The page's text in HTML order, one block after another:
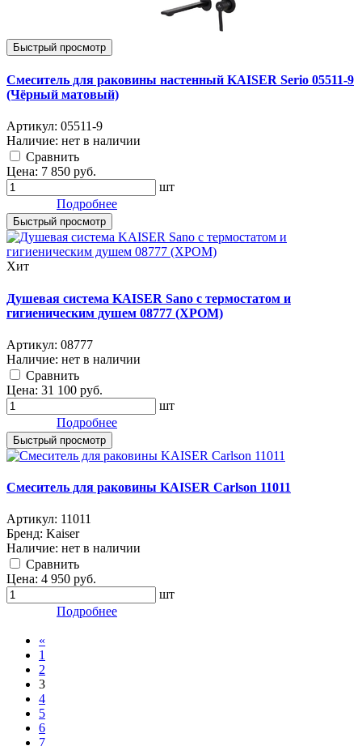
Быстрый просмотр
Смеситель для раковины настенный KAISER Serio 05511-9
(Чёрный матовый)
Артикул: 05511-9
Наличие: нет в наличии
Cравнить
Цена: 7 850 руб.
шт
Подробнее
Быстрый просмотр
Хит
Душевая система KAISER Sano с термостатом и
гигиеническим душем 08777 (ХРОМ)
Артикул: 08777
Наличие: нет в наличии
Cравнить
Цена: 31 100 руб.
шт
Подробнее
Быстрый просмотр
Смеситель для раковины KAISER Carlson 11011
Артикул: 11011
Бренд: Kaiser
Наличие: нет в наличии
Cравнить
Цена: 4 950 руб.
шт
Подробнее
«
1
2
3
4
5
6
7